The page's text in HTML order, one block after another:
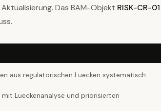
Das BAM-Objekt RISK-CR-01
aus regulatorischen Luecken systematisch
Lueckenanalyse und priorisierten